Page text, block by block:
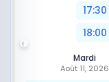
17:30
18:00
Mardi
Août 11, 2026